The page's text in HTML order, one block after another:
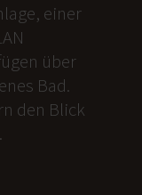
einer
über
Bad.
den Blick